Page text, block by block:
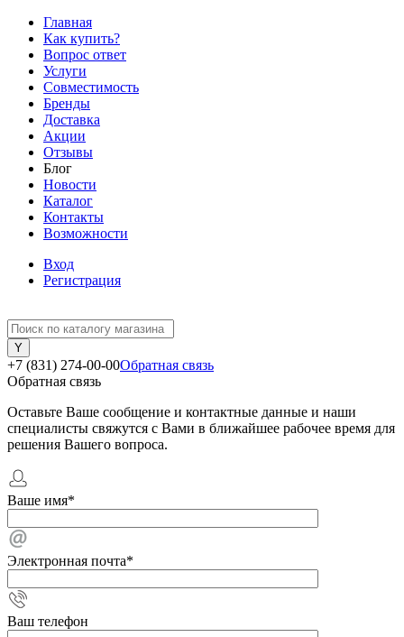
Главная
Как купить?
Вопрос ответ
Услуги
Совместимость
Бренды
Доставка
Акции
Отзывы
Блог
Новости
Каталог
Контакты
Возможности
Вход
Регистрация
+7 (831) 274-00-00Обратная связь
Обратная связь
Оставьте Ваше сообщение и контактные данные и наши
специалисты свяжутся с Вами в ближайшее рабочее время для
решения Вашего вопроса.
Ваше имя*
Электронная почта*
Ваш телефон